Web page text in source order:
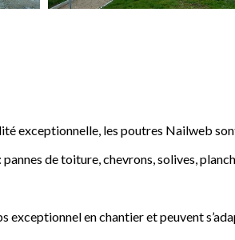
exceptionnelle, les poutres Nailweb
de toiture, chevrons, solives,
exceptionnel en chantier et peuvent